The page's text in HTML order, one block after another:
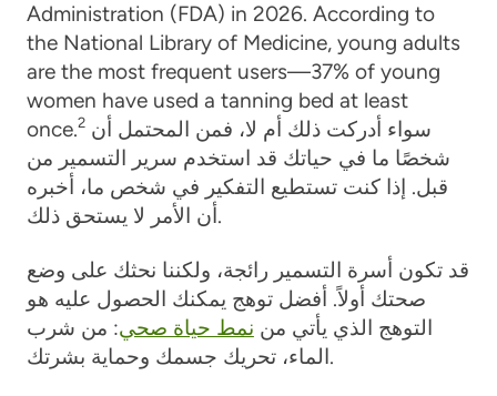
Administration (FDA) in 2026. According to
the National Library of Medicine, young adults
are the most frequent users—37% of young
women have used a tanning bed at least
once.2سواء أدركت ذلك أم لا، فمن المحتمل أن
شخصًا ما في حياتك قد استخدم سرير التسمير من
قبل. إذا كنت تستطيع التفكير في شخص ما، أخبره
أن الأمر لا يستحق ذلك.
قد تكون أسرة التسمير رائجة، ولكننا نحثك على وضع
صحتك أولاً. أفضل توهج يمكنك الحصول عليه هو
التوهج الذي يأتي من نمط حياة صحي: من شرب
الماء، تحريك جسمك وحماية بشرتك.